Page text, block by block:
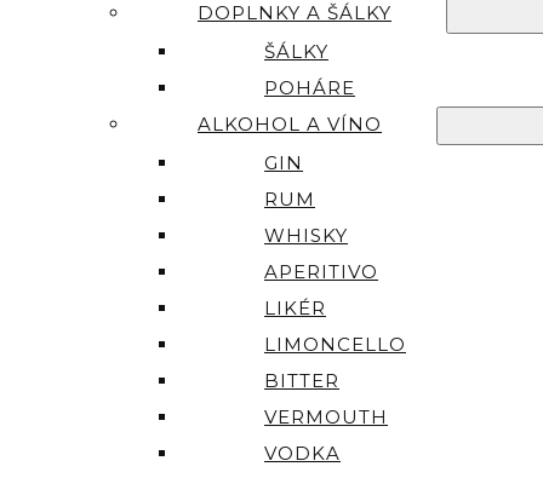
DOPLNKY A ŠÁLKY
ŠÁLKY
POHÁRE
ALKOHOL A VÍNO
GIN
RUM
WHISKY
APERITIVO
LIKÉR
LIMONCELLO
BITTER
VERMOUTH
VODKA